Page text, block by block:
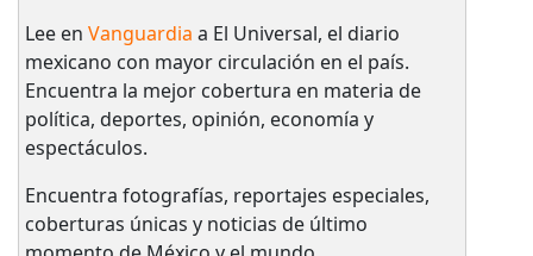
Lee en Vanguardia a El Universal, el diario
mexicano con mayor circulación en el país.​
Encuentra la mejor cobertura en materia de
política, deportes, opinión, economía y
espectáculos.
Encuentra fotografías, reportajes especiales,
coberturas únicas y noticias de último